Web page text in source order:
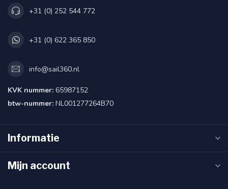
+31 (0) 252 544 772
+31 (0) 622 365 850
info@sail360.nl
KVK nummer: 65987152
btw-nummer: NL001277264B70
Informatie
Mijn account